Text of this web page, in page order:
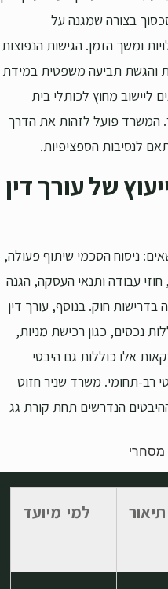
בצורה שמגנה על
ומשך הזמן. הגישות הנפוצות
והגשת תביעה משפטית במידת
ליישוב מחוץ לכותלי בית
המשרד פועל לזהות את הדרך
לנסיבות הספציפיות.
של עורך דין
ניסוח הסכמי שיתוף פעולה,
עבודה ותנאי העסקה, הגנה
בדרישות חוק. בנוסף, עורך דין
נכסים, כגון רכישת מניות,
אלו כוללות גם היבטי
רב-תחומי. משרד שניר חזוט
הנדרשים תחת קורת גג
תיאור למי מיועד